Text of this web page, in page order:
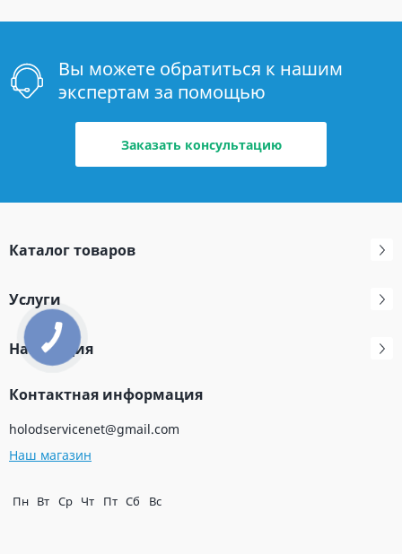
Вы можете обратиться к нашим
экспертам за помощью
Заказать консультацию
Каталог товаров
Услуги
Навигация
Контактная информация
holodservicenet@gmail.com
Наш магазин
Пн Вт Ср Чт Пт Сб Вс